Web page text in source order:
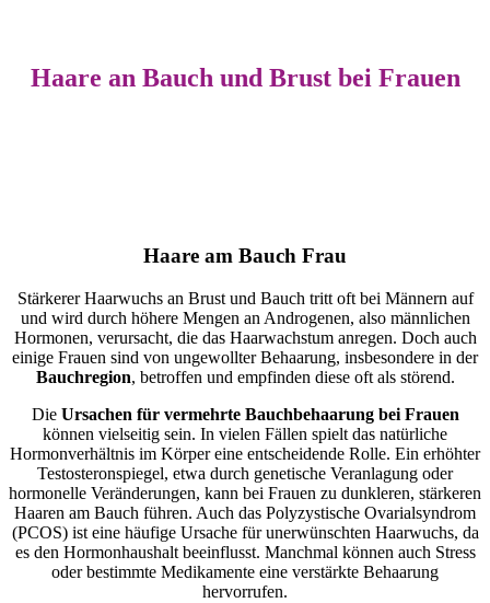
Haare an Bauch und Brust bei Frauen
Haare am Bauch Frau
Stärkerer Haarwuchs an Brust und Bauch tritt oft bei Männern auf
und wird durch höhere Mengen an Androgenen, also männlichen
Hormonen, verursacht, die das Haarwachstum anregen. Doch auch
einige Frauen sind von ungewollter Behaarung, insbesondere in der
Bauchregion, betroffen und empfinden diese oft als störend.
DieUrsachen für vermehrte Bauchbehaarung bei Frauen
können vielseitig sein. In vielen Fällen spielt das natürliche
Hormonverhältnis im Körper eine entscheidende Rolle. Ein erhöhter
Testosteronspiegel, etwa durch genetische Veranlagung oder
hormonelle Veränderungen, kann bei Frauen zu dunkleren, stärkeren
Haaren am Bauch führen. Auch das Polyzystische Ovarialsyndrom
(PCOS) ist eine häufige Ursache für unerwünschten Haarwuchs, da
es den Hormonhaushalt beeinflusst. Manchmal können auch Stress
oder bestimmte Medikamente eine verstärkte Behaarung
hervorrufen.